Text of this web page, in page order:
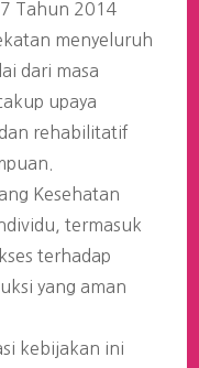
Tahun 2014
menyeluruh
dari masa
upaya
rehabilitatif
Kesehatan
termasuk
terhadap
yang aman
kebijakan ini